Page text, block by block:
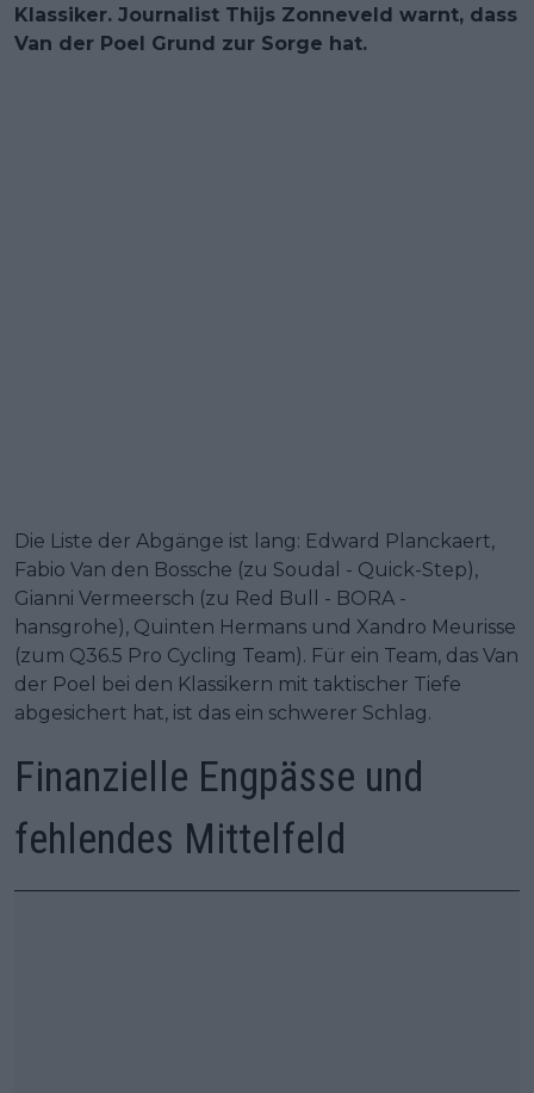
Klassiker. Journalist Thijs Zonneveld warnt, dass
Van der Poel Grund zur Sorge hat.
Die Liste der Abgänge ist lang: Edward Planckaert,
Fabio Van den Bossche (zu Soudal - Quick-Step),
Gianni Vermeersch (zu Red Bull - BORA -
hansgrohe), Quinten Hermans und Xandro Meurisse
(zum Q36.5 Pro Cycling Team). Für ein Team, das Van
der Poel bei den Klassikern mit taktischer Tiefe
abgesichert hat, ist das ein schwerer Schlag.
Finanzielle Engpässe und
fehlendes Mittelfeld